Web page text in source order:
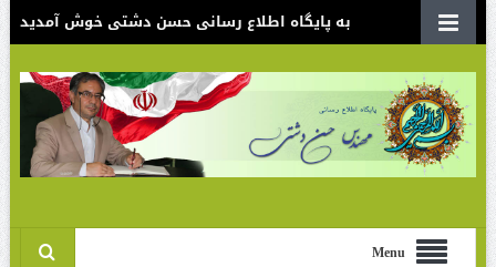
به پایگاه اطلاع رسانی حسن دشتی خوش آمدید
Menu